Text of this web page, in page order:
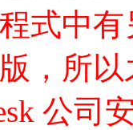
式中
，所
公司